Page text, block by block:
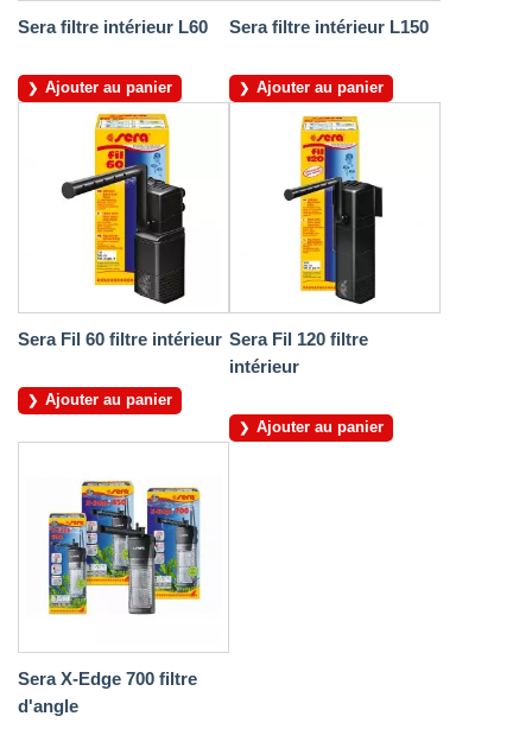
Sera filtre intérieur L60
Ajouter au panier
Sera filtre intérieur L150
Ajouter au panier
Sera Fil 60 filtre intérieur
Ajouter au panier
Sera Fil 120 filtre
intérieur
Ajouter au panier
Sera X-Edge 700 filtre
d'angle